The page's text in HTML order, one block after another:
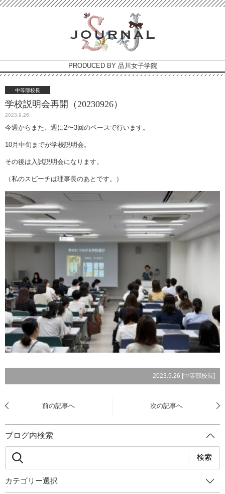
PRODUCED BY 品川女子学院
中等部校長
学校説明会再開（20230926）
2023.9.26
今週からまた、週に2〜3回のペースで行います。
10月中旬までが学校説明会。
その後は入試説明会になります。
（私のスピーチは理事長のあとです。）
2023.9.26 [中等部校長]
前の記事へ 次の記事へ
ブログ内検索
検索
カテゴリー選択